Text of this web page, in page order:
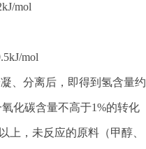
mol
mol
分离后，即得到氢含量约
化碳含量不高于1%的转化
上，未反应的原料（甲醇、